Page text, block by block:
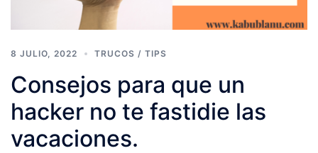
8 JULIO, 2022 TRUCOS / TIPS
Consejos para que un
hacker no te fastidie las
vacaciones.